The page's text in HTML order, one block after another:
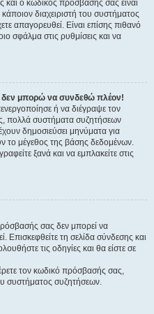
και ο κωδικός πρόσβασής σας είναι
διαχειριστή του συστήματος
απαγορευθεί. Είναι επίσης πιθανό
σφάλμα στις ρυθμίσεις και να
δεν μπορώ να συνδεθώ πλέον!
ή να διέγραψε τον
πολλά συστήματα συζητήσεων
δημοσιεύσει μηνύματα για
το μέγεθος της βάσης δεδομένων.
ξανά και να εμπλακείτε στις
σας δεν μπορεί να
Επισκεφθείτε τη σελίδα σύνδεσης και
τις οδηγίες και θα είστε σε
τον κωδικό πρόσβασής σας,
συστήματος συζητήσεων.